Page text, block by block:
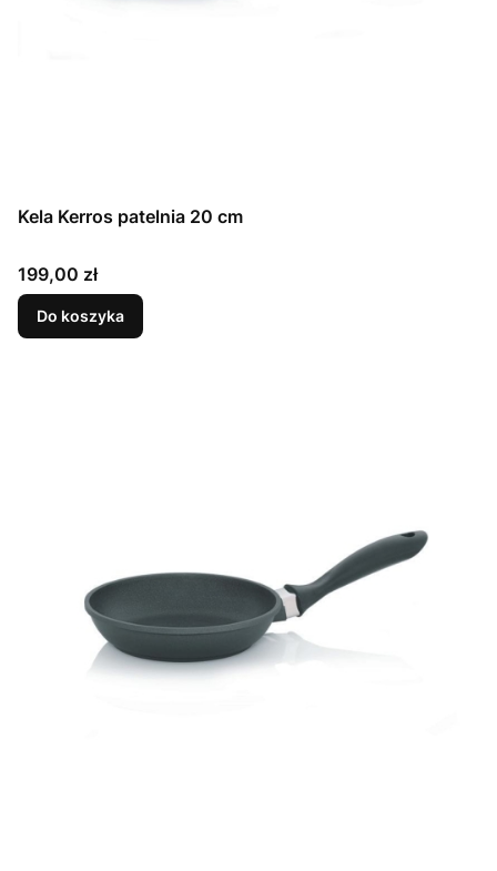
Kela Kerros patelnia 20 cm
Cena
199,00 zł
Do koszyka